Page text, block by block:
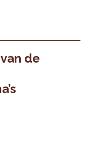
de